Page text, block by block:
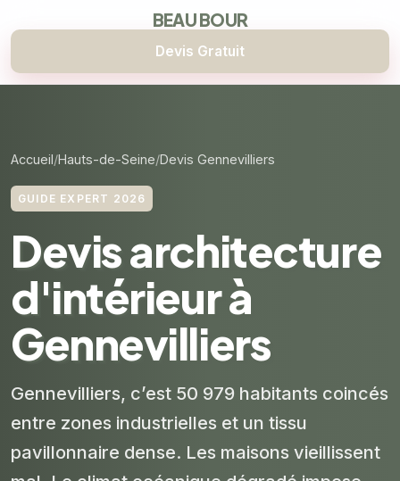
BEAU BOUR
Devis Gratuit
Accueil Hauts-de-Seine Devis Gennevilliers
GUIDE EXPERT 2026
Devis architecture
d'intérieur à
Gennevilliers
Gennevilliers, c’est 50 979 habitants coincés
entre zones industrielles et un tissu
pavillonnaire dense. Les maisons vieillissent